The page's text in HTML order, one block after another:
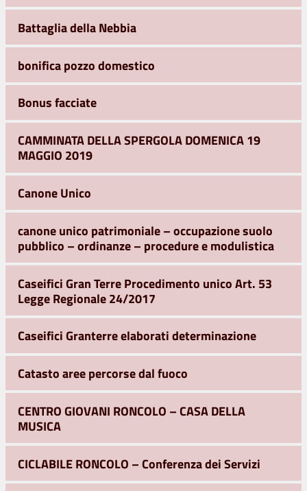
Battaglia della Nebbia
bonifica pozzo domestico
Bonus facciate
CAMMINATA DELLA SPERGOLA DOMENICA 19
MAGGIO 2019
Canone Unico
canone unico patrimoniale – occupazione suolo
pubblico – ordinanze – procedure e modulistica
Caseifici Gran Terre Procedimento unico Art. 53
Legge Regionale 24/2017
Caseifici Granterre elaborati determinazione
Catasto aree percorse dal fuoco
CENTRO GIOVANI RONCOLO – CASA DELLA
MUSICA
CICLABILE RONCOLO – Conferenza dei Servizi